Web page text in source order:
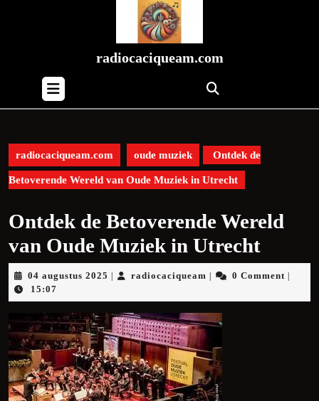
radiocaciqueam.com
Button
radiocaciqueam.com oude muziek Ontdek de
Betoverende Wereld van Oude Muziek in Utrecht
Ontdek de Betoverende Wereld
van Oude Muziek in Utrecht
04 augustus 2025 04
2025
radiocaciqueam radiocaciqueam
0 Comment
15:07